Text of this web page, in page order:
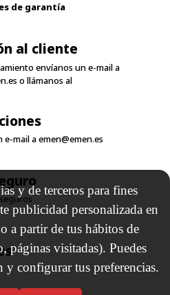
de garantía
al cliente
envíanos un e-mail a
o llámanos al
e-mail aemen@emen.es
y de terceros para fines
publicidad personalizada en
a partir de tus hábitos de
páginas visitadas). Puedes
y configurar tus preferencias.